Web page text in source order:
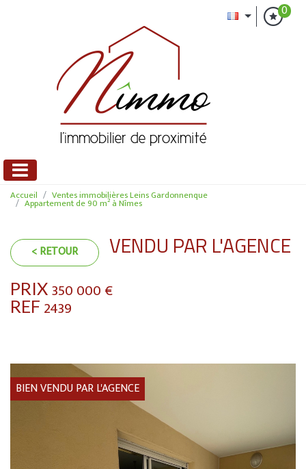
0
Accueil Ventes immobilières Leins Gardonnenque
Appartement de 90 m² à Nîmes
< RETOUR VENDU PAR L'AGENCE
PRIX 350 000 €
REF 2439
BIEN VENDU PAR L'AGENCE